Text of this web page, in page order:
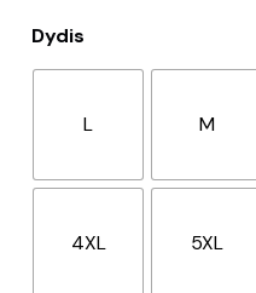
Dydis
L M
4XL 5XL